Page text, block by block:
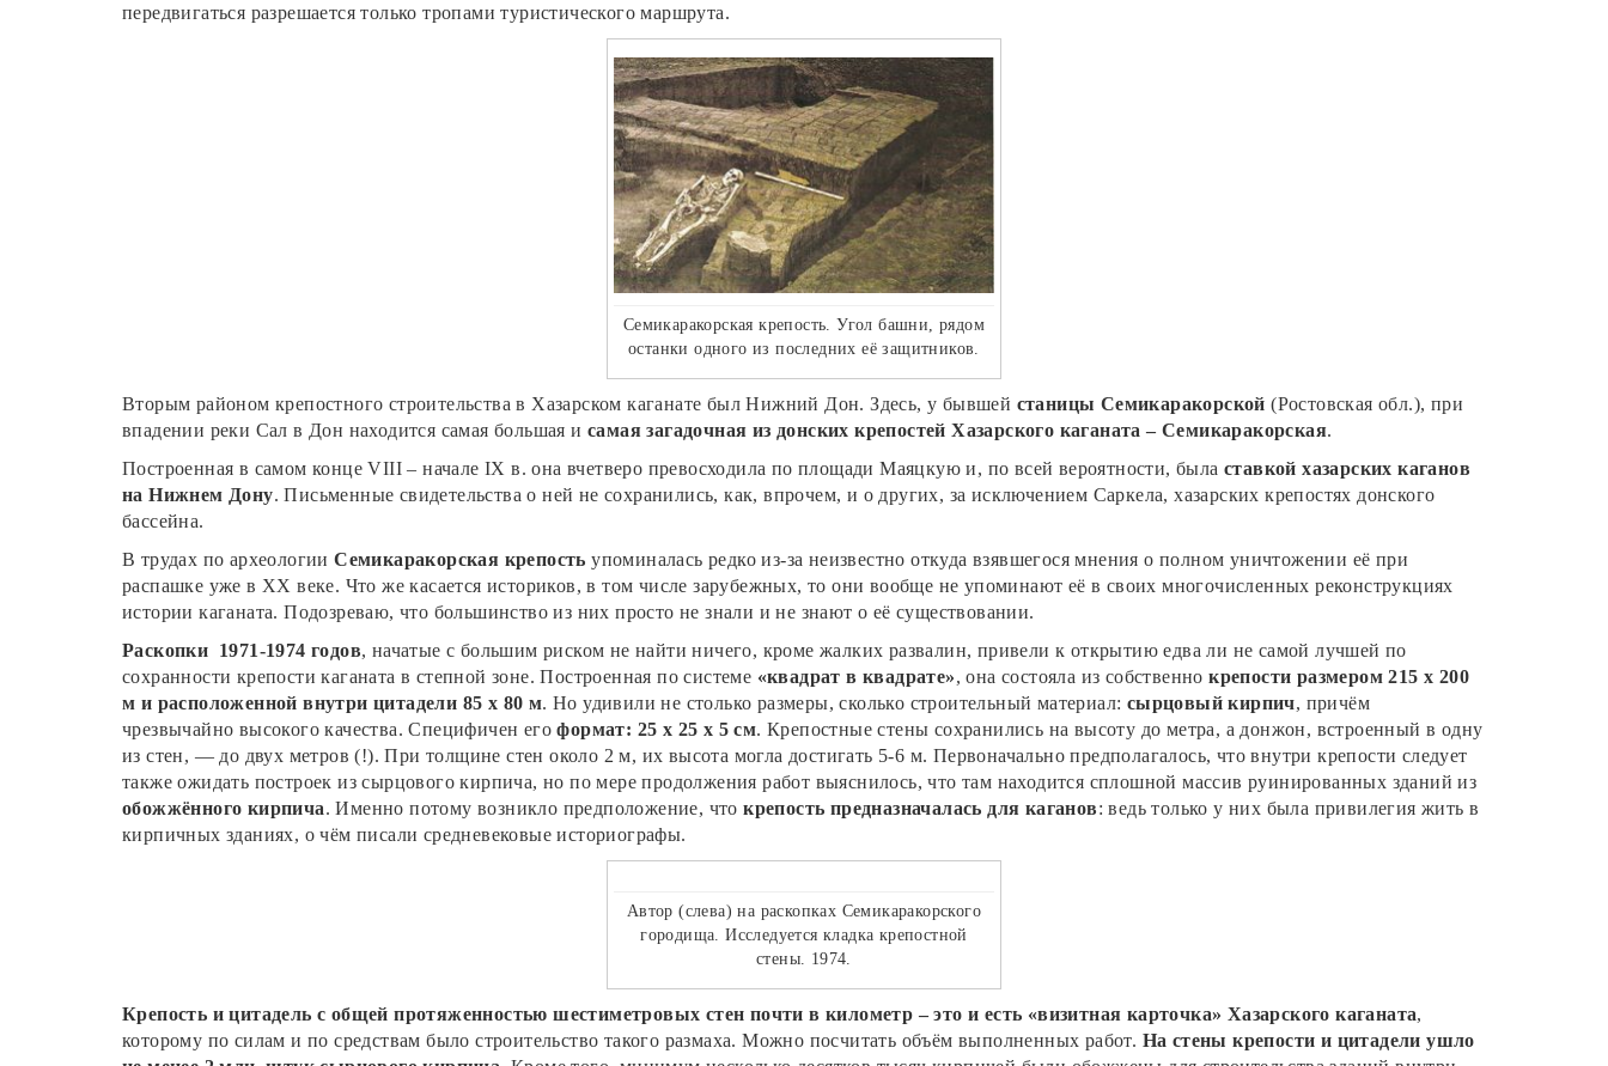
передвигаться разрешается только тропами туристического маршрута.
Семикаракорская крепость. Угол башни, рядом
останки одного из последних её защитников.
Вторым районом крепостного строительства в Хазарском каганате был Нижний Дон. Здесь, у бывшей станицы Семикаракорской (Ростовская обл.), при
впадении реки Сал в Дон находится самая большая и самая загадочная из донских крепостей Хазарского каганата – Семикаракорская.
Построенная в самом конце VIII – начале IX в. она вчетверо превосходила по площади Маяцкую и, по всей вероятности, была ставкой хазарских каганов
на Нижнем Дону. Письменные свидетельства о ней не сохранились, как, впрочем, и о других, за исключением Саркела, хазарских крепостях донского
бассейна.
В трудах по археологииСемикаракорская крепость упоминалась редко из-за неизвестно откуда взявшегося мнения о полном уничтожении её при
распашке уже в XX веке. Что же касается историков, в том числе зарубежных, то они вообще не упоминают её в своих многочисленных реконструкциях
истории каганата. Подозреваю, что большинство из них просто не знали и не знают о её существовании.
Раскопки 1971-1974 годов, начатые с большим риском не найти ничего, кроме жалких развалин, привели к открытию едва ли не самой лучшей по
сохранности крепости каганата в степной зоне. Построенная по системе «квадрат в квадрате», она состояла из собственнокрепости размером 215 х 200
м и расположенной внутри цитадели 85 х 80 м. Но удивили не столько размеры, сколько строительный материал: сырцовый кирпич, причём
чрезвычайно высокого качества. Специфичен егоформат: 25 х 25 х 5 см. Крепостные стены сохранились на высоту до метра, а донжон, встроенный в одну
из стен, — до двух метров (!). При толщине стен около 2 м, их высота могла достигать 5-6 м. Первоначально предполагалось, что внутри крепости следует
также ожидать построек из сырцового кирпича, но по мере продолжения работ выяснилось, что там находится сплошной массив руинированных зданий из
обожжённого кирпича. Именно потому возникло предположение, чтокрепость предназначалась для каганов: ведь только у них была привилегия жить в
кирпичных зданиях, о чём писали средневековые историографы.
Автор (слева) на раскопках Семикаракорского
городища. Исследуется кладка крепостной
стены. 1974.
Крепость и цитадель с общей протяженностью шестиметровых стен почти в километр – это и есть «визитная карточка» Хазарского каганата,
которому по силам и по средствам было строительство такого размаха. Можно посчитать объём выполненных работ. На стены крепости и цитадели ушло